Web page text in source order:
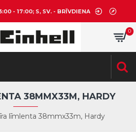
- 17:00; S, SV. - BRĪVDIENA
0
līmlenta 38mmx33m, Hardy
38MMX33M, HARDY